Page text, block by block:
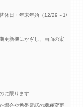
休日・年末年始（12/29～1/
更新機にかざし、画面の案
に限ります
場合や携帯電話の機種変更